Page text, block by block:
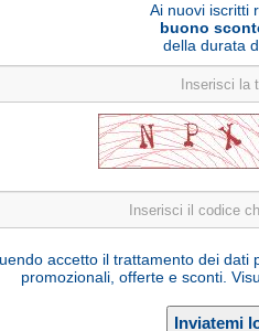
Ai nuovi iscritti
buono
della durata
accetto il trattamento dei
promozionali, offerte e sconti.
Collane libri
Articoli
di Medjugorje del